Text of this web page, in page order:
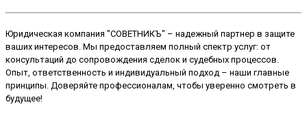
Юридическая компания "СОВЕТНИКЪ" – надежный партнер в защите
ваших интересов. Мы предоставляем полный спектр услуг: от
консультаций до сопровождения сделок и судебных процессов.
Опыт, ответственность и индивидуальный подход – наши главные
принципы. Доверяйте профессионалам, чтобы уверенно смотреть в
будущее!